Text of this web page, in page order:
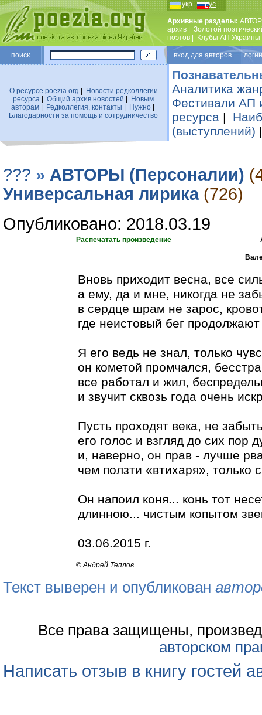
укр рус
Архивные разделы:
архив
Золотой
поэтов
Клубы АП Украины
поиск вход для авторов
О ресурсе poezia.org
Новости редколлегии
ресурса
Общий архив новостей
Новым
авторам| Редколлегия, контакты Нужно|
Благодарности за помощь и сотрудничество
Аналитика
Фестивали АП
ресурса |
(выступлений)
??? » АВТОРЫ (Персоналии)
Универсальная лирика (726)
Опубликовано: 2018.03.19
Распечатать произведение
Вновь приходит весна, все
а ему, да и мне, никогда не
в сердце шрам не зарос,
где неистовый бег
Я его ведь не знал, только
он кометой промчался,
все работал и жил,
и звучит сквозь года очень
Пусть проходят века, не
его голос и взгляд до сих пор
и, наверно, он прав - лучше
чем ползти «втихаря», только
Он напоил коня... конь тот
длинною... чистым копытом
03.06.2015 г.
©Андрей Теплов
Текст выверен и опубликован
Все права защищены,
авторском
Написать отзыв в книгу гостей